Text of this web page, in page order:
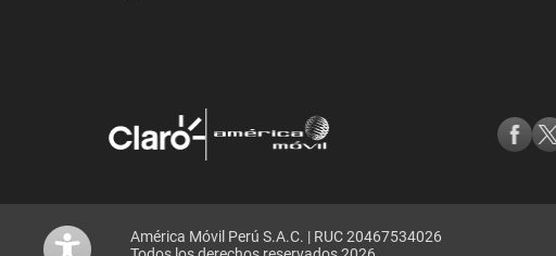
América Móvil Perú S.A.C. | RUC 20467534026